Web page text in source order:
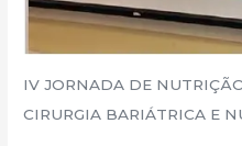
IV JORNADA DE
CIRURGIA BARIÁTRICA E